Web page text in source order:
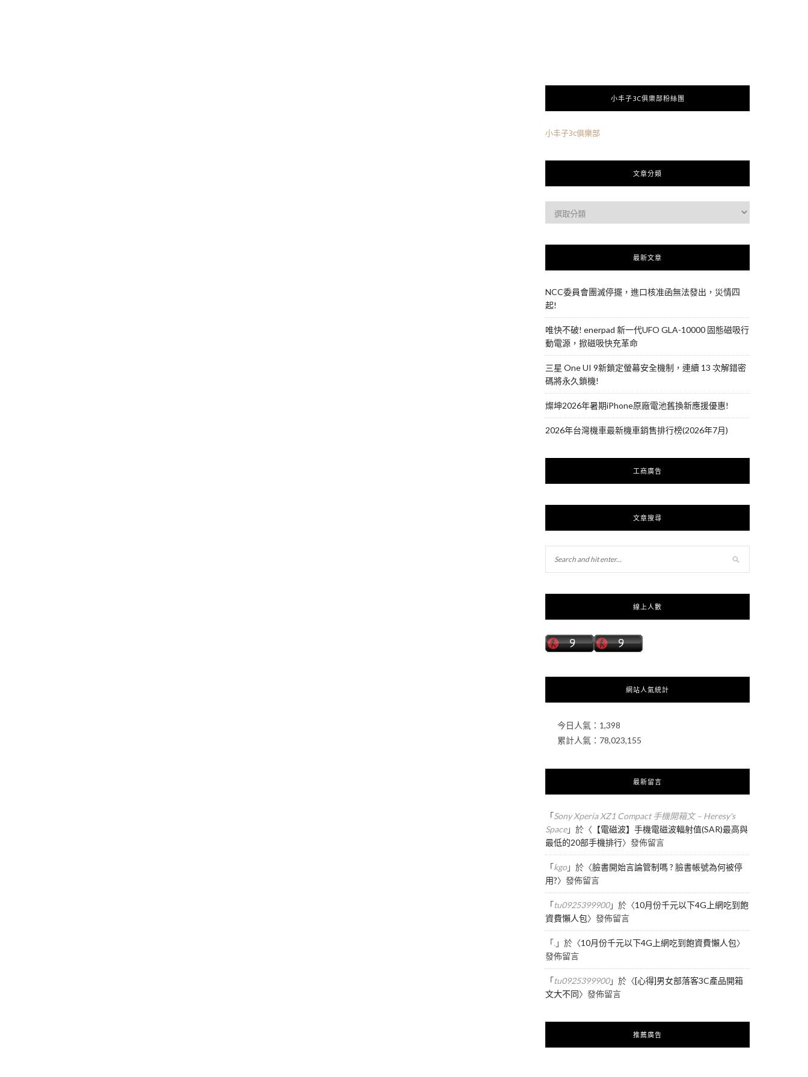
小丰子3C俱樂部粉絲團
小丰子3c俱樂部
文章分類
最新文章
NCC委員會團滅停擺，進口核准函無法發出，災情四
起!
唯快不破! enerpad 新一代UFO GLA-10000 固態磁吸行
動電源，掀磁吸快充革命
三星 One UI 9新鎖定螢幕安全機制，連續 13 次解錯密
碼將永久鎖機!
燦坤2026年暑期iPhone原廠電池舊換新應援優惠!
2026年台灣機車最新機車銷售排行榜(2026年7月)
工商廣告
文章搜尋
線上人數
網站人氣統計
今日人氣： 1,398
累計人氣： 78,023,155
最新留言
「Sony Xperia XZ1 Compact 手機開箱文 – Heresy's
Space」於〈 【電磁波】手機電磁波輻射值(SAR)最高與
最低的20部手機排行〉發佈留言
「kgo」於〈臉書開始言論管制嗎 ? 臉書帳號為何被停
用?〉發佈留言
「tu0925399900」於〈10月份千元以下4G上網吃到飽
資費懶人包〉發佈留言
「.」於〈10月份千元以下4G上網吃到飽資費懶人包〉
發佈留言
「tu0925399900」於〈[心得]男女部落客3C產品開箱
文大不同〉發佈留言
推薦廣告